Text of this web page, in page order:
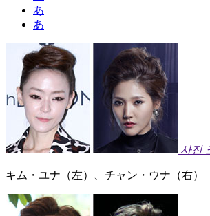
あ
あ
사진
キム・ユナ（左）、チャン・ウナ（右）